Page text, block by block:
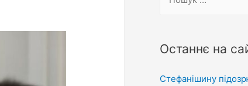
у
:
Останнє на
Стефанішину